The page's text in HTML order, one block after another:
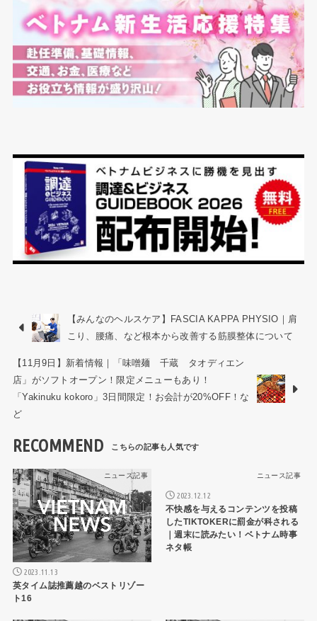
【みんなのヘルスケア】FASCIA KAPPA PHYSIO｜肩
こり、腰痛、など根本から改善する筋膜整体について
【11月9日】新着情報｜「味噌麺 千蔵 タオディエン
店」がソフトオープン！限定メニューもあり！
「Yakinuku kokoro」3日間限定！お会計が20%OFF！な
ど
RECOMMEND
ニュース記事
2023.11.13
英タイム誌推薦越のベストリゾー
ト16
ニュース記事
2023.12.12
不快感を与えるコンテンツを投稿
したTIKTOKERに罰金が科される
｜週末に読みたい！ベトナム時事
ネタ帳